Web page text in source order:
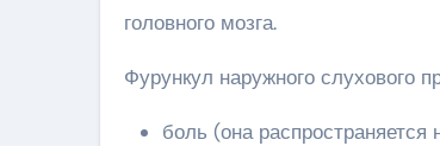
головного мозга.
Фурункул наружного слухового
боль (она